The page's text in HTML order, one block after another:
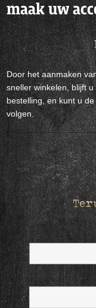
maak uw
Door het aanmaken
sneller winkelen, blijft
bestelling, en kunt u
volgen.